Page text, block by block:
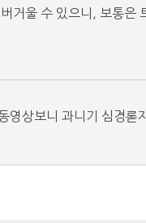
울 수 있으니, 보통은
영상보니 과니기 심경롣